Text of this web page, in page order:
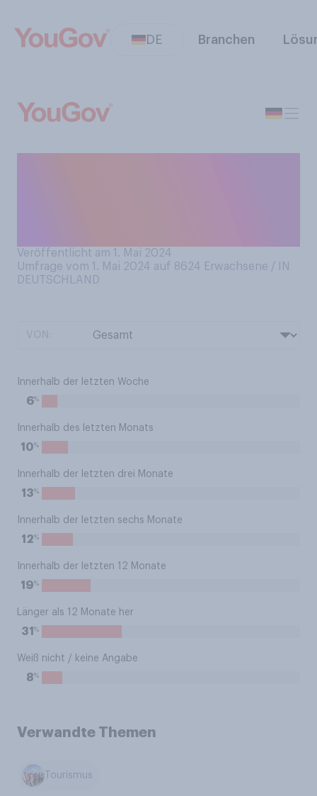
DE Branchen
Veröffentlicht am 1. Mai 2024
Umfrage vom 1. Mai 2024 auf 8624 Erwachsene / IN
DEUTSCHLAND
Innerhalb der letzten Woche
6%
Innerhalb des letzten Monats
10%
Innerhalb der letzten drei Monate
13%
Innerhalb der letzten sechs Monate
12%
Innerhalb der letzten 12 Monate
19%
Länger als 12 Monate her
31 %
Weiß nicht / keine Angabe
8%
Verwandte Themen
Tourismus